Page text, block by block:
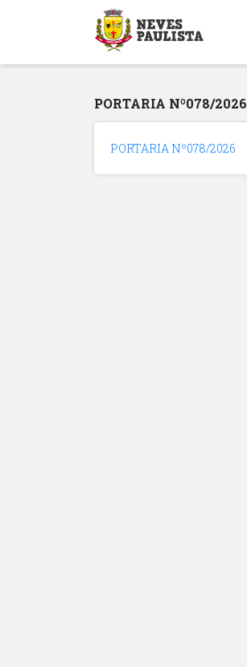
PORTARIA Nº078/2026
PORTARIA Nº078/2026